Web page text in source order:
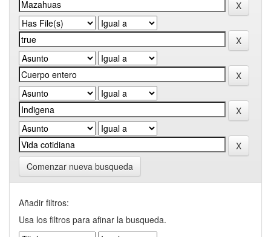
Comenzar nueva busqueda
Añadir filtros:
Usa los filtros para afinar la busqueda.